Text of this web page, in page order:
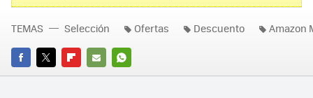
FACEBOOK
TWITTERFLIPBOARD
E-
WHATSAPP
TEMAS Selección Ofertas Descuento Amazon